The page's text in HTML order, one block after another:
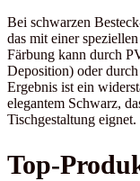
Bei schwarzen
das mit einer
Färbung kann durch
Deposition) oder
Ergebnis ist ein
elegantem Schwarz,
Tischgestaltung eignet.
Top-